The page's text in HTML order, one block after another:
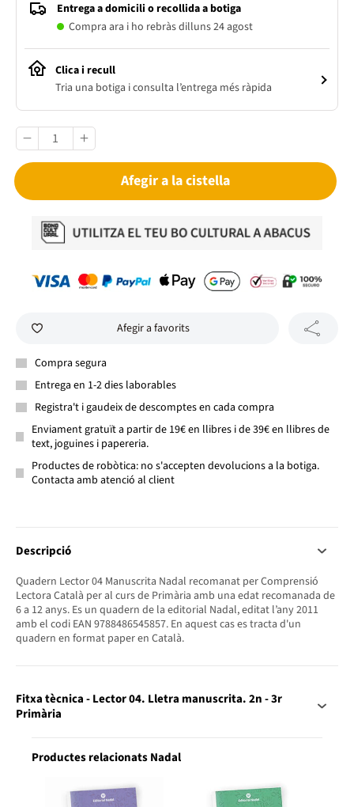
Entrega a domicili o recollida a botiga
Compra ara i ho rebràs dilluns 24 agost
Clica i recull
Tria una botiga i consulta l’entrega més ràpida
Afegir a la cistella
Afegir a favorits
Compra segura
Entrega en 1-2 dies laborables
Registra't i gaudeix de descomptes en cada compra
Enviament gratuït a partir de 19€ en llibres i de 39€ en llibres de
text, joguines i papereria.
Productes de robòtica: no s'accepten devolucions a la botiga.
Contacta amb atenció al client
Descripció
Quadern Lector 04 Manuscrita Nadal recomanat per Comprensió
Lectora Català per al curs de Primària amb una edat recomanada de
6 a 12 anys. Es un quadern de la editorial Nadal, editat l’any 2011
amb el codi EAN 9788486545857. En aquest cas es tracta d'un
quadern en format paper en Català.
Fitxa tècnica - Lector 04. Lletra manuscrita. 2n - 3r
Primària
Productes relacionats Nadal